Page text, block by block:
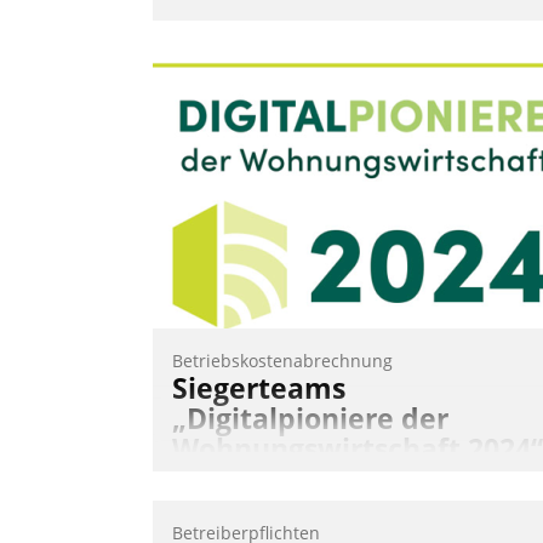
Betriebskostenabrechnung
Siegerteams
„Digitalpioniere der
Wohnungswirtschaft 2024“
Betreiberpflichten